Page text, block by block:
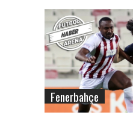
Fenerbahçe